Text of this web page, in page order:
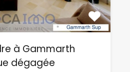
à Gammarth
dégagée